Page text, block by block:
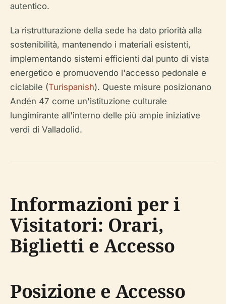
autentico.
La ristrutturazione della sede ha dato priorità alla
sostenibilità, mantenendo i materiali esistenti,
implementando sistemi efficienti dal punto di vista
energetico e promuovendo l'accesso pedonale e
ciclabile (Turispanish). Queste misure posizionano
Andén 47 come un'istituzione culturale
lungimirante all'interno delle più ampie iniziative
verdi di Valladolid.
Informazioni per i
Visitatori: Orari,
Biglietti e Accesso
Posizione e Accesso